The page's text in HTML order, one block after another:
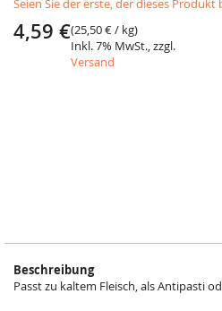
to
the
beginning
Seien Sie der erste, der dieses Produkt
4,59 €(25,50 €/ kg)
Inkl. 7% MwSt., zzgl.
Versand
Beschreibung
Passt zu kaltem Fleisch, als Antipasti